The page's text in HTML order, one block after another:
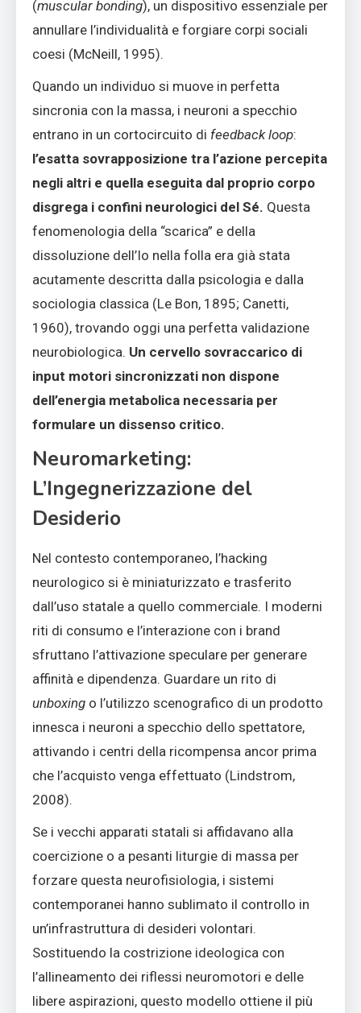
(muscular bonding), un dispositivo essenziale per
annullare l’individualità e forgiare corpi sociali
coesi (McNeill, 1995).
Quando un individuo si muove in perfetta
sincronia con la massa, i neuroni a specchio
entrano in un cortocircuito di feedback loop:
l’esatta sovrapposizione tra l’azione percepita
negli altri e quella eseguita dal proprio corpo
disgrega i confini neurologici del Sé. Questa
fenomenologia della “scarica” e della
dissoluzione dell’Io nella folla era già stata
acutamente descritta dalla psicologia e dalla
sociologia classica (Le Bon, 1895; Canetti,
1960), trovando oggi una perfetta validazione
neurobiologica. Un cervello sovraccarico di
input motori sincronizzati non dispone
dell’energia metabolica necessaria per
formulare un dissenso critico.
Neuromarketing:
L’Ingegnerizzazione del
Desiderio
Nel contesto contemporaneo, l’hacking
neurologico si è miniaturizzato e trasferito
dall’uso statale a quello commerciale. I moderni
riti di consumo e l’interazione con i brand
sfruttano l’attivazione speculare per generare
affinità e dipendenza. Guardare un rito di
unboxing o l’utilizzo scenografico di un prodotto
innesca i neuroni a specchio dello spettatore,
attivando i centri della ricompensa ancor prima
che l’acquisto venga effettuato (Lindstrom,
2008).
Se i vecchi apparati statali si affidavano alla
coercizione o a pesanti liturgie di massa per
forzare questa neurofisiologia, i sistemi
contemporanei hanno sublimato il controllo in
un’infrastruttura di desideri volontari.
Sostituendo la costrizione ideologica con
l’allineamento dei riflessi neuromotori e delle
libere aspirazioni, questo modello ottiene il più